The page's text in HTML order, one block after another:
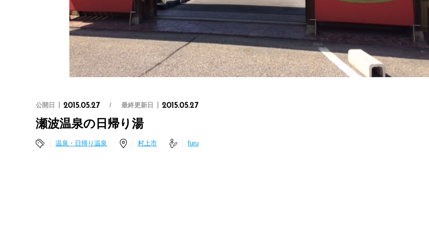
公開日 2015.05.27 最終更新日 2015.05.27
瀬波温泉の日帰り湯
温泉・日帰り温泉 村上市 furu